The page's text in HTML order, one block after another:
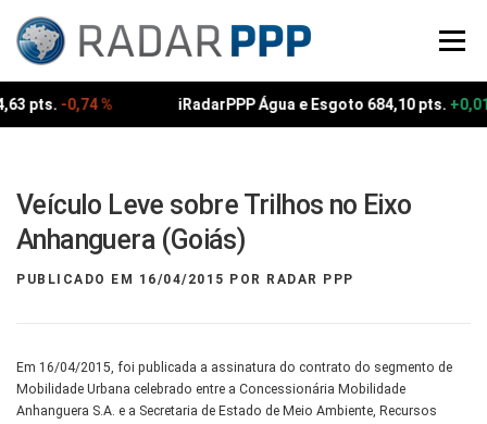
para
Menu
pts.-0,74 % iRadarPPP Água e Esgoto 684,10 pts.+0,01
Veículo Leve sobre Trilhos no Eixo
Anhanguera (Goiás)
PUBLICADO EM 16/04/2015 POR RADAR PPP
Em 16/04/2015, foi publicada a assinatura do contrato do segmento de
Mobilidade Urbana celebrado entre a Concessionária Mobilidade
Anhanguera S.A. e a Secretaria de Estado de Meio Ambiente, Recursos